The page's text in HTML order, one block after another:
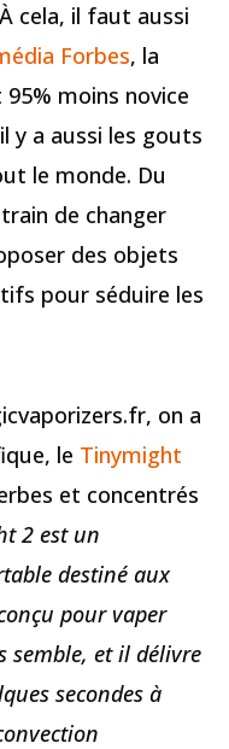
cela, il faut aussi
Forbes, la
moins novice
y a aussi les gouts
le monde. Du
de changer
des objets
pour séduire les
on a
le Tinymight
et concentrés
2 est un
destiné aux
pour vaper
semble, et il délivre
secondes à